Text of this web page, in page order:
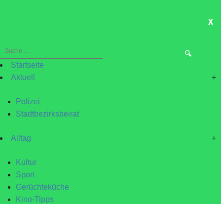
X
Suche
nach:Startseite
Aktuell
+
Polizei
Stadtbezirksbeirat
Alltag +
Kultur
Sport
Gerüchteküche
Kino-Tipps